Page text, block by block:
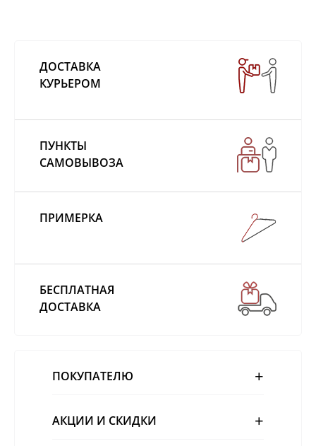
ДОСТАВКА
КУРЬЕРОМ
ПУНКТЫ
САМОВЫВОЗА
ПРИМЕРКА
БЕСПЛАТНАЯ
ДОСТАВКА
ПОКУПАТЕЛЮ
АКЦИИ И СКИДКИ